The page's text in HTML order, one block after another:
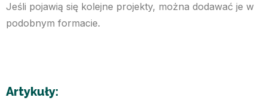
Jeśli pojawią się kolejne projekty, można dodawać je w
podobnym formacie.
Artykuły: